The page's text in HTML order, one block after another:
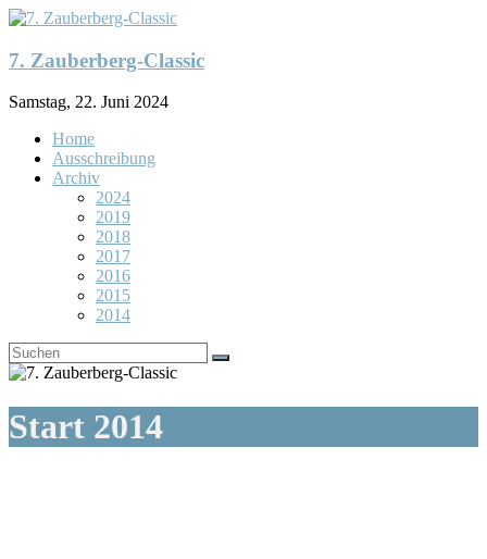
Zum
springen
7. Zauberberg-Classic
Samstag, 22. Juni 2024
Home
Ausschreibung
Archiv
2024
2019
2018
2017
2016
2015
2014
Start 2014